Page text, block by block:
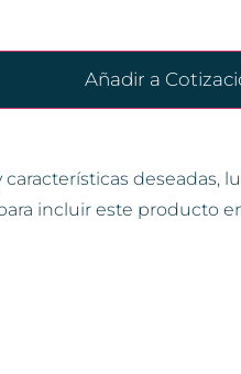
Añadir a
deseadas,
incluir este producto